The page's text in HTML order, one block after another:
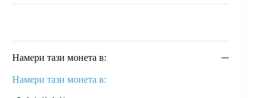
Намери тази монета в:
Намери тази монета в: